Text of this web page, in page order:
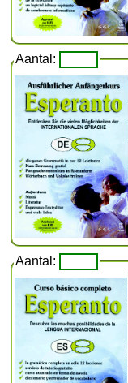
Aantal:
Aantal: